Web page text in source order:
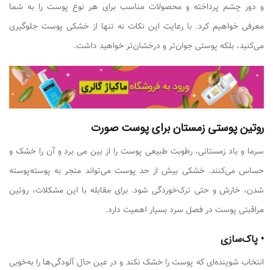
و دور چشم پرداخته و محصولات مناسب برای هر نوع پوست را به شما
معرفی خواهیم کرد. با رعایت این نکات نه تنها از خشکی پوست جلوگیری
می‌کنید، بلکه پوستی جوان‌تر و درخشان‌تر خواهید داشت.
روتین پوستی زمستان برای پوست صورت
سرما و باد زمستانی، رطوبت طبیعی پوست را از بین می برد و آن را خشک و
حساس می‌کنند. خشکی بیش از حد پوست می‌تواند منجر به پوسته‌پوسته
شدن، خارش و حتی ترک‌خوردگی شود. برای مقابله با این مشکلات، روتین
مراقبتی پوست در فصل سرد بسیار اهمیت دارد.
• پاک‌سازی
انتخاب شوینده‌ای که پوست را خشک نکند و در عین حال آلودگی‌ها را به‌خوبی